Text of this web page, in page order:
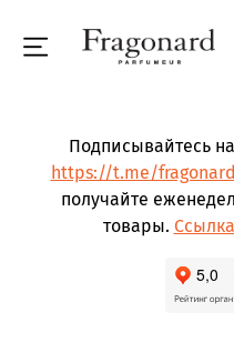
Подписывайтесь
https://t.me/
получайте
товары.